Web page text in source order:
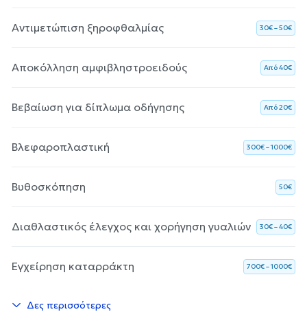
Αντιμετώπιση ξηροφθαλμίας 30€ – 50€
Αποκόλληση αμφιβληστροειδούς Aπό 40€
Βεβαίωση για δίπλωμα οδήγησης Aπό 20€
Βλεφαροπλαστική 300€ – 1000€
Βυθοσκόπηση 50€
Διαθλαστικός έλεγχος και χορήγηση γυαλιών 30€ – 40€
Εγχείρηση καταρράκτη 700€ – 1000€
Δες περισσότερες